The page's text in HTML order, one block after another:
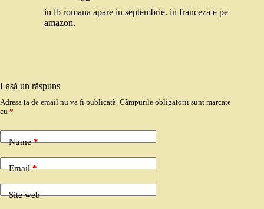
in lb romana apare in septembrie. in franceza e pe
amazon.
Lasă un răspuns
Adresa ta de email nu va fi publicată. Câmpurile obligatorii sunt marcate
cu *
Nume*
Email*
Site web